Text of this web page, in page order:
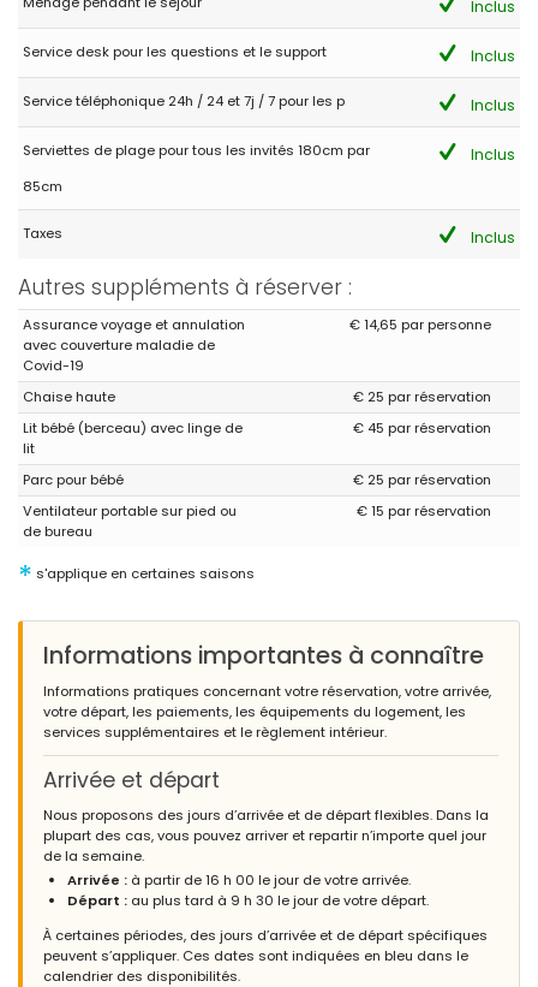
Inclus
Service desk pour les questions et le support Inclus
Service téléphonique 24h / 24 et 7j / 7 pour les p Inclus
Serviettes de plage pour tous les invités 180cm par
85cm
Inclus
Taxes Inclus
Autres suppléments à réserver :
Assurance voyage et annulation
avec couverture maladie de
Covid-19
€ 14,65 par personne
Chaise haute
€ 25 par réservation
Lit bébé (berceau) avec linge de
lit
€ 45 par réservation
Parc pour bébé
€ 25 par réservation
Ventilateur portable sur pied ou
de bureau
€ 15 par réservation
* s'applique en certaines saisons
Informations importantes à connaître
Informations pratiques concernant votre réservation, votre arrivée,
votre départ, les paiements, les équipements du logement, les
services supplémentaires et le règlement intérieur.
Arrivée et départ
Nous proposons des jours d’arrivée et de départ flexibles. Dans la
plupart des cas, vous pouvez arriver et repartir n’importe quel jour
de la semaine.
Arrivée : à partir de 16 h 00 le jour de votre arrivée.
Départ : au plus tard à 9 h 30 le jour de votre départ.
À certaines périodes, des jours d’arrivée et de départ spécifiques
peuvent s’appliquer. Ces dates sont indiquées en bleu dans le
calendrier des disponibilités.